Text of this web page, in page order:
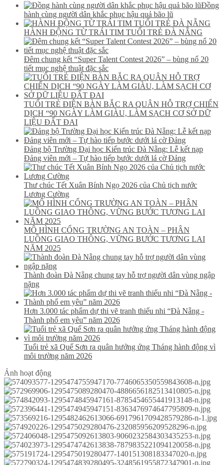
Đồng
hành cùng người dân khắc phục hậu quả bão lũ
HÀNH ĐỘNG TỪ TRÁI TIM TUỔI TRẺ ĐÀ NẴNG
Đêm chung kết “Super Talent Contest 2026” – bùng nổ 20
tiết mục nghệ thuật đặc sắc
TUỔI TRẺ ĐIỆN BÀN BẮC RA QUÂN HỖ TRỢ CHIẾN
DỊCH “90 NGÀY LÀM GIÀU, LÀM SẠCH CƠ SỞ DỮ
LIỆU ĐẤT ĐAI
Đảng bộ Trường Đại học Kiến trúc Đà Nẵng: Lễ kết nạp
Đảng viên mới – Tự hào tiếp bước dưới lá cờ Đảng
Thư chúc Tết Xuân Bính Ngọ 2026 của Chủ tịch nước
Lương Cường
MÔ HÌNH CỔNG TRƯỜNG AN TOÀN – PHÂN
LUỒNG GIAO THÔNG, VỮNG BƯỚC TƯƠNG LAI
NĂM 2025
Thành đoàn Đà Nẵng chung tay hỗ trợ người dân vùng ngập
nặng
Hơn 3.000 tác phẩm dự thi vẽ tranh thiếu nhi “Đà Nẵng -
Thành phố em yêu” năm 2026
Tuổi trẻ xã Quế Sơn ra quân hưởng ứng Tháng hành động vì
môi trường năm 2026
Ảnh hoạt động